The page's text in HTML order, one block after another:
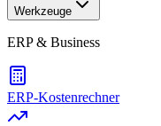
Werkzeuge
ERP & Business
ERP-Kostenrechner